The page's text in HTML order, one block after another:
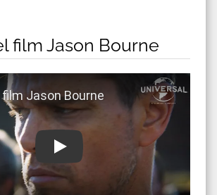
film Jason Bourne
del film Jason Bourne